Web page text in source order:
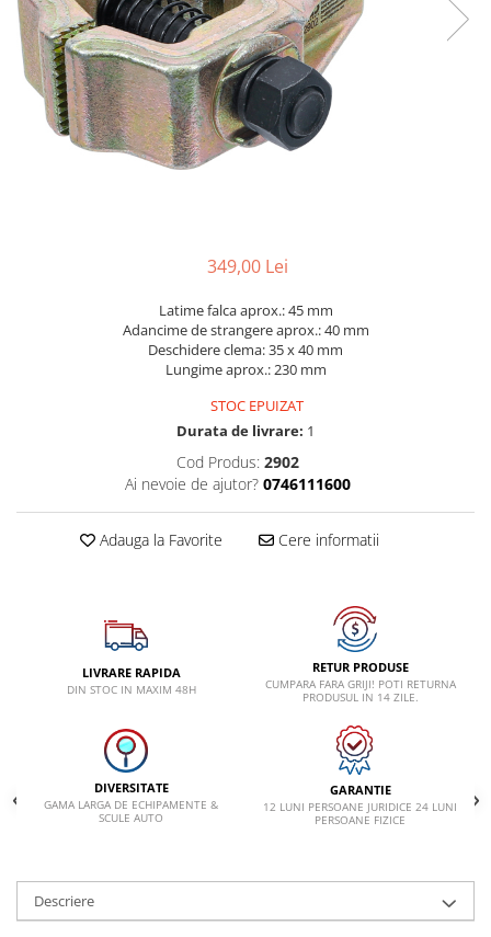
Dispozitive pentru anvelope
Gresoare
Alternator, Fulie
Mazda
Mercedes-Benz
Mini
Nissan
Dispozitive magnetice, oglinzi,
lampi
349,00 Lei
Latime falca aprox.: 45 mm
Adancime de strangere aprox.: 40 mm
Deschidere clema: 35 x 40 mm
Lungime aprox.: 230 mm
STOC EPUIZAT
Durata de livrare: 1
Cod Produs: 2902
Ai nevoie de ajutor? 0746111600
Adauga la Favorite Cere informatii
LIVRARE RAPIDA
DIN STOC IN MAXIM 48H
RETUR PRODUSE
CUMPARA FARA GRIJI! POTI RETURNA
PRODUSUL IN 14 ZILE.
DIVERSITATE
GAMA LARGA DE ECHIPAMENTE &
SCULE AUTO
GARANTIE
12 LUNI PERSOANE JURIDICE 24 LUNI
PERSOANE FIZICE
Descriere